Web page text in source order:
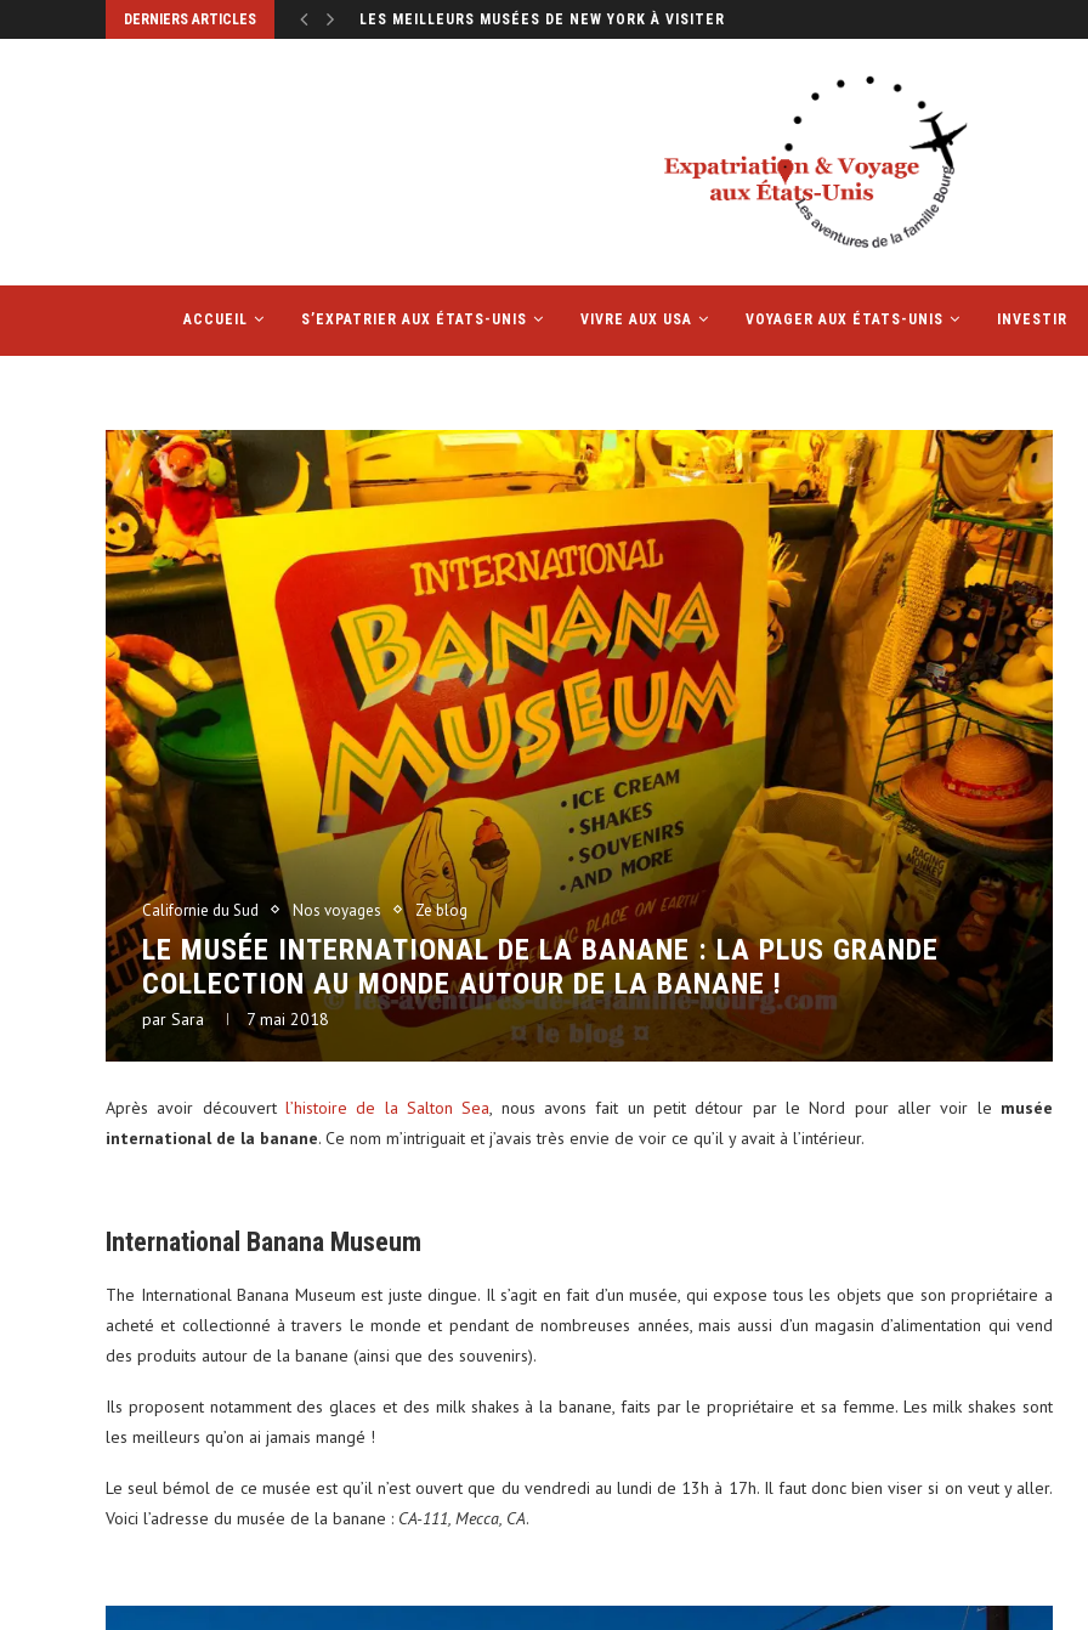
DERNIERS ARTICLES LES HÔTELS SONT-ILS DIFFÉRENTS AUX ÉTATS-UNIS ET EN...
ACCUEIL S’EXPATRIER AUX ÉTATS-UNIS VIVRE AUX USA VOYAGER AUX ÉTATS-UNIS INVESTIR
Californie du Sud Nos voyages Ze blog
LE MUSÉE INTERNATIONAL DE LA BANANE : LA PLUS GRANDE
COLLECTION AU MONDE AUTOUR DE LA BANANE !
par Sara 7 mai 2018
Après avoir découvert l’histoire de la Salton Sea, nous avons fait un petit détour par le Nord pour aller voir le musée
international de la banane. Ce nom m’intriguait et j’avais très envie de voir ce qu’il y avait à l’intérieur.
International Banana Museum
The International Banana Museum est juste dingue. Il s’agit en fait d’un musée, qui expose tous les objets que son propriétaire a
acheté et collectionné à travers le monde et pendant de nombreuses années, mais aussi d’un magasin d’alimentation qui vend
des produits autour de la banane (ainsi que des souvenirs).
Ils proposent notamment des glaces et des milk shakes à la banane, faits par le propriétaire et sa femme. Les milk shakes sont
les meilleurs qu’on ai jamais mangé !
Le seul bémol de ce musée est qu’il n’est ouvert que du vendredi au lundi de 13h à 17h. Il faut donc bien viser si on veut y aller.
Voici l’adresse du musée de la banane : CA-111, Mecca, CA.